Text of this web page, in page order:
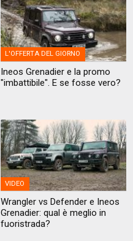
L'OFFERTA DEL GIORNO
Ineos Grenadier e la promo
"imbattibile". E se fosse vero?
VIDEO
Wrangler vs Defender e Ineos
Grenadier: qual è meglio in
fuoristrada?